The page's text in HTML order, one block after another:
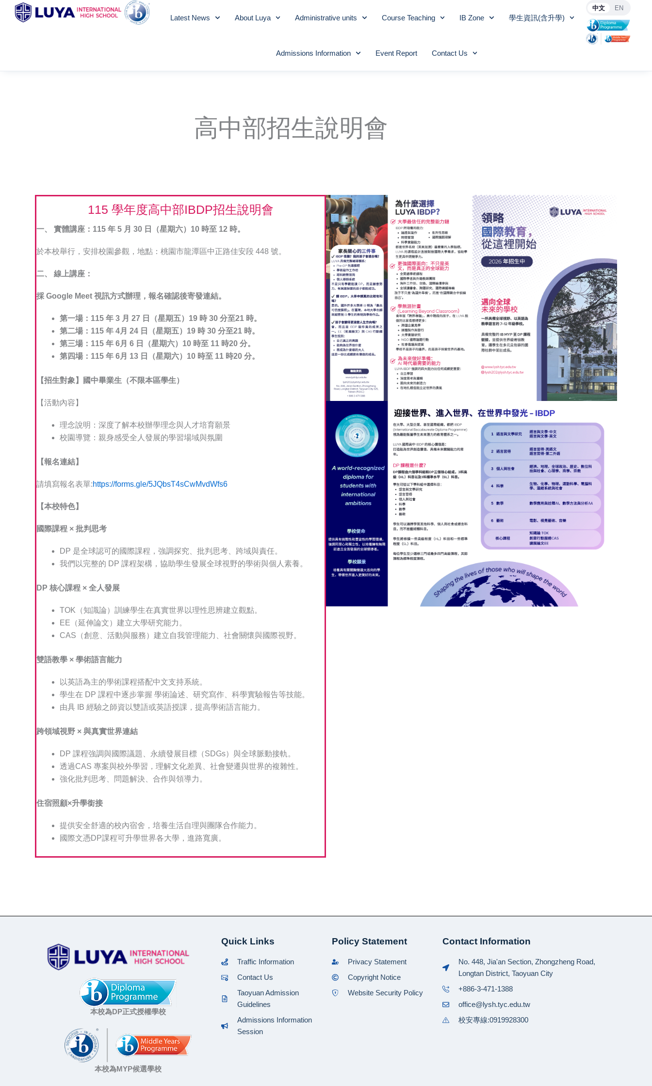
Skip
Latest News About Luya Administrative units Course Teaching IB Zone 學生資訊(含升學)
Admissions Information Event Report Contact Us
中文 EN
高中部招生說明會
115 學年度高中部IBDP招生說明會
一、 實體講座：115 年 5 月 30 日（星期六）10 時至 12 時。
於本校舉行，安排校園參觀，地點：桃園市龍潭區中正路佳安段 448 號。
二、 線上講座：
採 Google Meet 視訊方式辦理，報名確認後寄發連結。
第一場：115 年 3 月 27 日（星期五）19 時 30 分至21 時。
第二場：115 年 4月 24 日（星期五）19 時 30 分至21 時。
第三場：115 年 6月 6 日（星期六）10 時至 11 時20 分。
第四場：115 年 6月 13 日（星期六）10 時至 11 時20 分。
【招生對象】國中畢業生（不限本區學生）
【活動內容】
理念說明：深度了解本校辦學理念與人才培育願景
校園導覽：親身感受全人發展的學習場域與氛圍
【報名連結】
請填寫報名表單:https://forms.gle/5JQbsT4sCwMvdWfs6
【本校特色】
國際課程 × 批判思考
DP 是全球認可的國際課程，強調探究、批判思考、跨域與責任。
我們以完整的 DP 課程架構，協助學生發展全球視野的學術與個人素養。
DP 核心課程 × 全人發展
TOK（知識論）訓練學生在真實世界以理性思辨建立觀點。
EE（延伸論文）建立大學研究能力。
CAS（創意、活動與服務）建立自我管理能力、社會關懷與國際視野。
雙語教學 × 學術語言能力
以英語為主的學術課程搭配中文支持系統。
學生在 DP 課程中逐步掌握 學術論述、研究寫作、科學實驗報告等技能。
由具 IB 經驗之師資以雙語或英語授課，提高學術語言能力。
跨領域視野 × 與真實世界連結
DP 課程強調與國際議題、永續發展目標（SDGs）與全球脈動接軌。
透過CAS 專案與校外學習，理解文化差異、社會變遷與世界的複雜性。
強化批判思考、問題解決、合作與領導力。
住宿照顧×升學銜接
提供安全舒適的校內宿舍，培養生活自理與團隊合作能力。
國際文憑DP課程可升學世界各大學，進路寬廣。
本校為DP正式授權學校
本校為MYP候選學校
Quick Links
Traffic Information
Contact Us
Taoyuan Admission
Guidelines
Admissions Information
Session
Policy Statement
Privacy Statement
Copyright Notice
Website Security Policy
Contact Information
No. 448, Jia'an Section, Zhongzheng Road,
Longtan District, Taoyuan City
+886-3-471-1388
office@lysh.tyc.edu.tw
校安專線:0919928300